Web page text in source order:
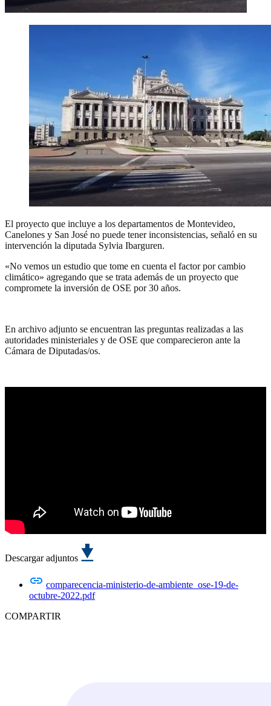
El proyecto que incluye a los departamentos de Montevideo,
Canelones y San José no puede tener inconsistencias, señaló en su
intervención la diputada Sylvia Ibarguren.
«No vemos un estudio que tome en cuenta el factor por cambio
climático» agregando que se trata además de un proyecto que
compromete la inversión de OSE por 30 años.
En archivo adjunto se encuentran las preguntas realizadas a las
autoridades ministeriales y de OSE que comparecieron ante la
Cámara de Diputadas/os.
Descargar adjuntos
comparecencia-ministerio-de-ambiente_ose-19-de-
octubre-2022.pdf
COMPARTIR